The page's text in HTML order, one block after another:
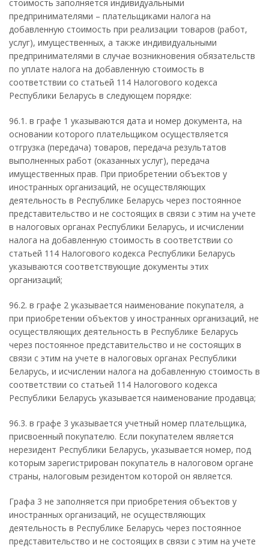
стоимость заполняется индивидуальными
предпринимателями – плательщиками налога на
добавленную стоимость при реализации товаров (работ,
услуг), имущественных, а также индивидуальными
предпринимателями в случае возникновения обязательств
по уплате налога на добавленную стоимость в
соответствии со статьей 114 Налогового кодекса
Республики Беларусь в следующем порядке:
96.1. в графе 1 указываются дата и номер документа, на
основании которого плательщиком осуществляется
отгрузка (передача) товаров, передача результатов
выполненных работ (оказанных услуг), передача
имущественных прав. При приобретении объектов у
иностранных организаций, не осуществляющих
деятельность в Республике Беларусь через постоянное
представительство и не состоящих в связи с этим на учете
в налоговых органах Республики Беларусь, и исчислении
налога на добавленную стоимость в соответствии со
статьей 114 Налогового кодекса Республики Беларусь
указываются соответствующие документы этих
организаций;
96.2. в графе 2 указывается наименование покупателя, а
при приобретении объектов у иностранных организаций, не
осуществляющих деятельность в Республике Беларусь
через постоянное представительство и не состоящих в
связи с этим на учете в налоговых органах Республики
Беларусь, и исчислении налога на добавленную стоимость в
соответствии со статьей 114 Налогового кодекса
Республики Беларусь указывается наименование продавца;
96.3. в графе 3 указывается учетный номер плательщика,
присвоенный покупателю. Если покупателем является
нерезидент Республики Беларусь, указывается номер, под
которым зарегистрирован покупатель в налоговом органе
страны, налоговым резидентом которой он является.
Графа 3 не заполняется при приобретения объектов у
иностранных организаций, не осуществляющих
деятельность в Республике Беларусь через постоянное
представительство и не состоящих в связи с этим на учете